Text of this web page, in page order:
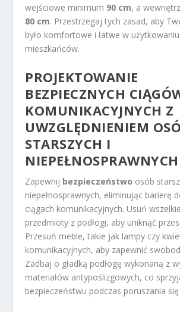
wejściowe minimum 90 cm, a
80 cm. Przestrzegaj tych zasad, aby
było komfortowe i łatwe w
mieszkańców.
PROJEKTOWANIE
BEZPIECZNYCH
KOMUNIKACYJNYCH Z
UWZGLĘDNIENIEM
STARSZYCH I
NIEPEŁNOSPRAWNYCH
Zapewnij bezpieczeństwo osób
niepełnosprawnych, eliminując barierę
ciągach komunikacyjnych. Usuń
przedmioty z podłogi, aby uniknąć
Przesuń meble, takie jak lampy czy
komunikacyjnych, aby zapewnić
Zadbaj o gładką podłogę wykonaną z
materiałów antypoślizgowych, co
bezpieczeństwu podczas poruszania